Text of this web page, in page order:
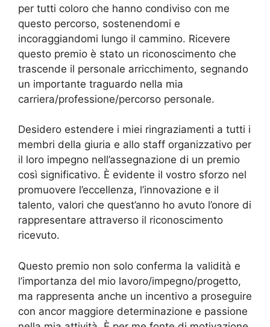
per tutti coloro che hanno condiviso con me
questo percorso, sostenendomi e
incoraggiandomi lungo il cammino. Ricevere
questo premio è stato un riconoscimento che
trascende il personale arricchimento, segnando
un importante traguardo nella mia
carriera/professione/percorso personale.
Desidero estendere i miei ringraziamenti a tutti i
membri della giuria e allo staff organizzativo per
il loro impegno nell’assegnazione di un premio
così significativo. È evidente il vostro sforzo nel
promuovere l’eccellenza, l’innovazione e il
talento, valori che quest’anno ho avuto l’onore di
rappresentare attraverso il riconoscimento
ricevuto.
Questo premio non solo conferma la validità e
l’importanza del mio lavoro/impegno/progetto,
ma rappresenta anche un incentivo a proseguire
con ancor maggiore determinazione e passione